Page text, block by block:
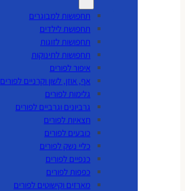
תחפושות למבוגרים
תחפושת לילדים
תחפושות לזוגות
תחפושות לתינוקות
איפור לפורים
אף, אוזן, לשון וקרניים לפורים
גלימות לפורים
גרביונים וגרביים לפורים
חצאיות לפורים
כובעים לפורים
כליי נשק לפורים
כנפיים לפורים
כפפות לפורים
מארזים וקישוטים לפורים